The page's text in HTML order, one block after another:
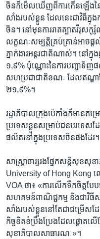
ចិន​ក៏​មើល​ឃើញពី​ការ​កើនឡើង​នៃ
សាំង​របស់​ខ្លួន​ ដែល​នេះ​ជា​វិធី​ក្នុ
ចិន។ នៅ​មុន​ការ​រាតត្បាតវីរុ
លក្ខណៈ​សម្បត្តិ​គ្រប់គ្រាន់​អាច​ផ្
ភ្នាក់ងារ​អន្តរជាតិ​ណាស់។ នៅ​ក្
១,៩% ​ប៉ុណ្ណោះ​នៃ​ការ​បញ្ជា​ទិញ​
សហប្រជាជាតិ​ខណៈ​ ដែល​ឥណ្ឌា​
២១,៩%។
រដ្ឋាភិបាល​ក្រុង​ប៉េកាំង​ក៏​មាន​គម្
ប្រទេស​ខ្លួន​សម្រាប់​ជន​បរទេស​ដ
ផលិត​នៅ​ក្នុង​ប្រទេស​ចិន​ផង​ដែរ។
សាស្ត្រាចារ្យ​រង​ផ្នែក​សន្តិសុខ​
University of Hong Kong
VOA ថា៖ «ការ​លើក​ទឹក​ចិត្ត​
សហគមន៍​ពាណិជ្ជកម្ម និង​ជា​វិធី
សាំង​របស់​ខ្លួន​នៅ​តែ​ជា​ជម្រើស​ដ
កិច្ចខិតខំ​ប្រឹងប្រែងដែលផ្តោត​លើ​
សុខាភិបាល​សាធារណៈ​»។​